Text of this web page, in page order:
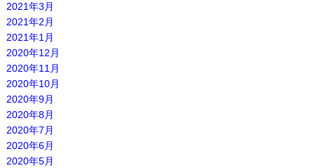
2021年3月
2021年2月
2021年1月
2020年12月
2020年11月
2020年10月
2020年9月
2020年8月
2020年7月
2020年6月
2020年5月